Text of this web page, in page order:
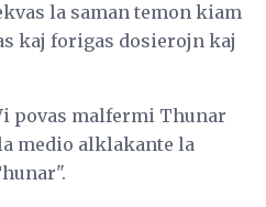
la saman temon kiam
kaj forigas dosierojn kaj
povas malfermi Thunar
medio alklakante la